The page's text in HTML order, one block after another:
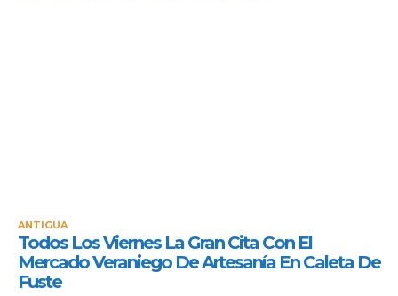
ANTIGUA
Todos Los Viernes La Gran Cita Con El
Mercado Veraniego De Artesanía En Caleta De
Fuste